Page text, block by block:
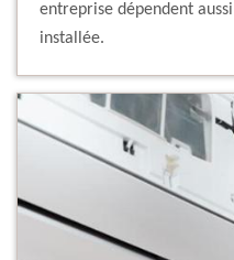
entreprise dépendent
installée.